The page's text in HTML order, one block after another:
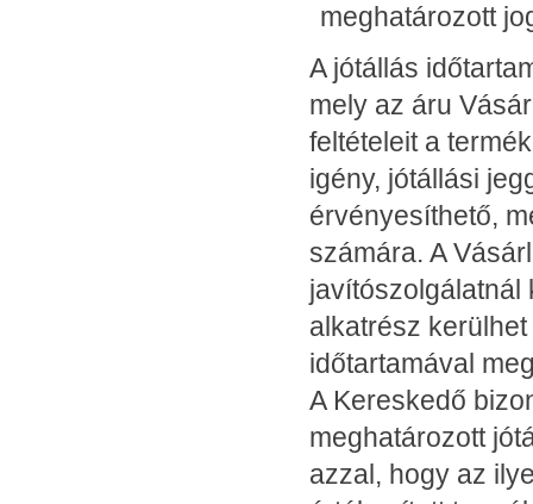
meghatározott
A jótállás
mely az áru
feltételeit a
igény, jótállási
érvényesíthető,
számára. A
javítószolgálatnál
alkatrész
időtartamával
A Kereskedő
meghatározott
azzal, hogy az